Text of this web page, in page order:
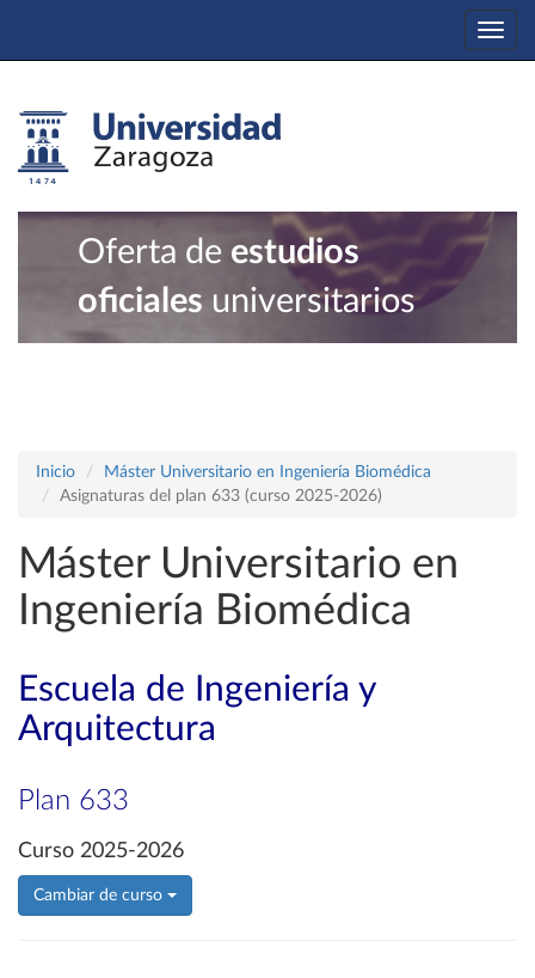
Oferta de estudios
oficiales universitarios
Inicio
Máster Universitario en Ingeniería Biomédica
Asignaturas del plan 633 (curso 2025-2026)
Máster Universitario en
Ingeniería Biomédica
Escuela de Ingeniería y
Arquitectura
Plan 633
Curso 2025-2026
Cambiar de curso